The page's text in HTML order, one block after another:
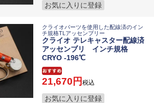
お気に入りに登録
クライオパーツを使用した配線済のイン
チ規格TLアッセンブリー
クライオ テレキャスター配線済
アッセンブリ インチ規格
CRYO -196℃
21,670 税込
お気に入りに登録